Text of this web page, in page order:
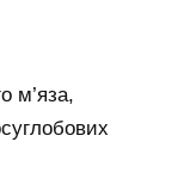
м’яза,